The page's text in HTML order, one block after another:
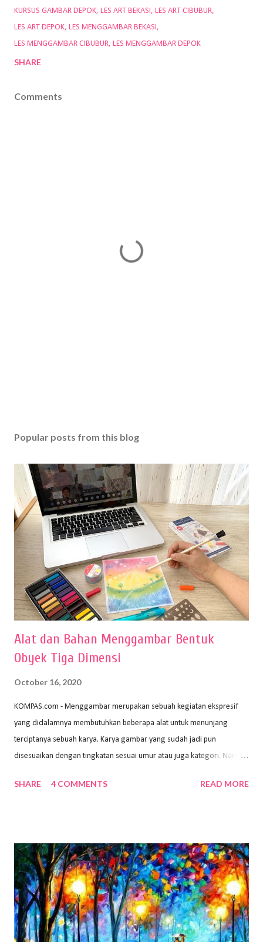
KURSUS GAMBAR DEPOK LES ART BEKASI
LES ART CIBUBUR
LES ART DEPOK LES MENGGAMBAR BEKASI
LES MENGGAMBAR CIBUBUR LES MENGGAMBAR DEPOK
SHARE
Comments
Popular posts from this blog
Alat dan Bahan Menggambar Bentuk
Obyek Tiga Dimensi
October 16, 2020
KOMPAS.com - Menggambar merupakan sebuah kegiatan ekspresif
yang didalamnya membutuhkan beberapa alat untuk menunjang
terciptanya sebuah karya. Karya gambar yang sudah jadi pun
disesuaikan dengan tingkatan sesuai umur atau juga kategori. Namun,
sehingga hasilnya bisa dilihat. Peran alat dan bahan sangat
memiliki spesifikasi berbeda sesuai jenisnya. Berikut peralatan
menggambar bentuk: 1. Kertas Gambar Kegiatan menggambar
membutuhkan kertas yang baik agar proses pembuatan gambar lebih
nyaman dan maksimal. Bahan kertas yang baik salah satu syaratnya
adalah tidak mudah sobek, mengingat menggambar merupakan
proses menggores dan menghapus. Kertas adalah bahan yang paling
SHARE 4 COMMENTS READ MORE